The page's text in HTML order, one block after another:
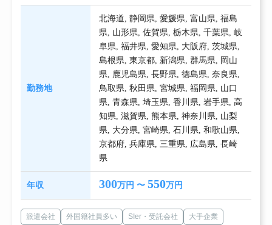
勤務地
北海道,静岡県,愛媛県,富山県,福島
県, 山形県,佐賀県,栃木県,千葉県,岐
阜県,福井県,愛知県, 大阪府,茨城県,
島根県,東京都, 新潟県,群馬県, 岡山
県, 鹿児島県,長野県,徳島県,奈良県,
鳥取県,秋田県,宮城県,福岡県, 山口
県,青森県,埼玉県,香川県,岩手県,高
知県,滋賀県,熊本県,神奈川県, 山梨
県, 大分県,宮崎県,石川県,和歌山県,
京都府,兵庫県,三重県, 広島県,長崎
県
年収 300万円 〜550万円
派遣会社 外国籍社員多い SIer・受託会社
大手企業